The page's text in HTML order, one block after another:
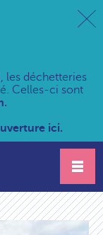
, les déchetteries
Celles-ci sont
ici.